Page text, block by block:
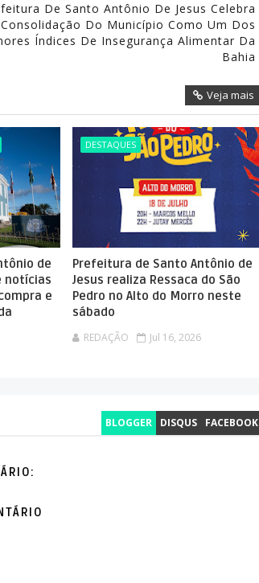
De Santo Antônio De Jesus Celebra
Consolidação Do Município Como Um Dos
Índices De Insegurança Alimentar Da
Bahia
Veja mais
de
notícias
e
DESTAQUES
Prefeitura de Santo Antônio de
Jesus realiza Ressaca do São
Pedro no Alto do Morro neste
sábado
REDAÇÃO Jul 16, 2026
BLOGGER DISQUS FACEBOOK